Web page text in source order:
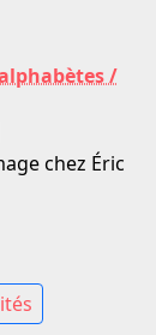
/
chez Éric